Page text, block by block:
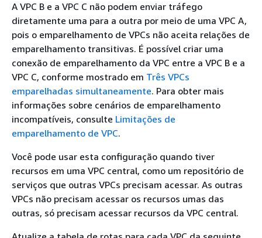
A VPC B e a VPC C não podem enviar tráfego
diretamente uma para a outra por meio de uma VPC A,
pois o emparelhamento de VPCs não aceita relações de
emparelhamento transitivas. É possível criar uma
conexão de emparelhamento da VPC entre a VPC B e a
VPC C, conforme mostrado em Três VPCs
emparelhadas simultaneamente. Para obter mais
informações sobre cenários de emparelhamento
incompatíveis, consulte Limitações de
emparelhamento de VPC.
Você pode usar esta configuração quando tiver
recursos em uma VPC central, como um repositório de
serviços que outras VPCs precisam acessar. As outras
VPCs não precisam acessar os recursos umas das
outras, só precisam acessar recursos da VPC central.